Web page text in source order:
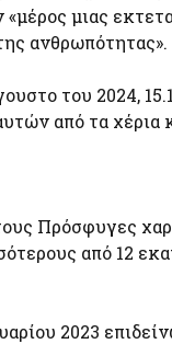
μιας
ανθρωπότητας».
του 2024,
από τα
Πρόσφυγες
από 12
2023